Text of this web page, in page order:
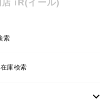
店 iR(イール)
索
庫検索